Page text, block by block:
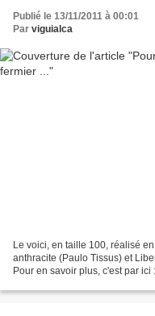
Publié le 13/11/2011 à 00:01
Par viguialca
Le voici, en taille 100, réalisé
anthracite (Paulo Tissus) et
Pour en savoir plus, c'est par